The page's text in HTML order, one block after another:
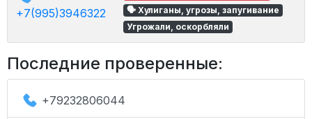
+7(995)3946322
🗣 Хулиганы, угрозы, запугивание
Угрожали, оскорбляли
Последние проверенные:
+79232806044